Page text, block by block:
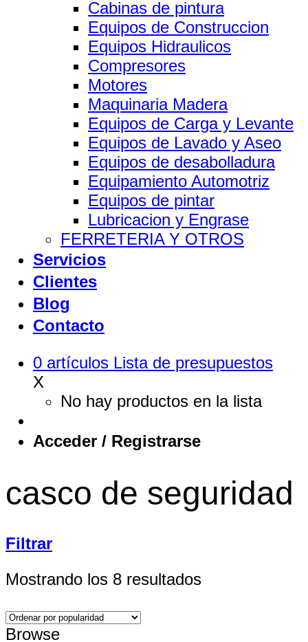
Cabinas de pintura
Equipos de Construccion
Equipos Hidraulicos
Compresores
Motores
Maquinaria Madera
Equipos de Carga y Levante
Equipos de Lavado y Aseo
Equipos de desabolladura
Equipamiento Automotriz
Equipos de pintar
Lubricacion y Engrase
FERRETERIA Y OTROS
Servicios
Clientes
Blog
Contacto
0 artículos Lista de presupuestos
X
No hay productos en la lista
Acceder / Registrarse
casco de seguridad
Filtrar
Mostrando los 8 resultadosOrdenado
Browse